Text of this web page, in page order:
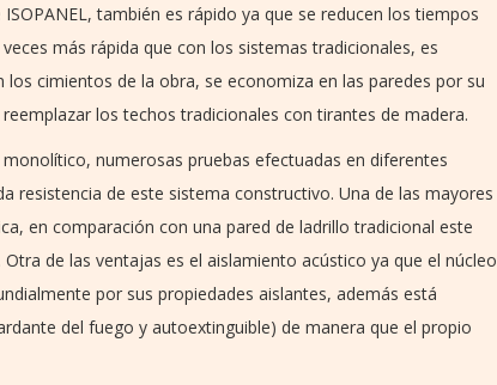
también es rápido ya que se reducen los tiempos
más rápida que con los sistemas tradicionales, es
cimientos de la obra, se economiza en las paredes por su
los techos tradicionales con tirantes de madera.
numerosas pruebas efectuadas en diferentes
resistencia de este sistema constructivo. Una de las mayores
en comparación con una pared de ladrillo tradicional este
de las ventajas es el aislamiento acústico ya que el núcleo
por sus propiedades aislantes, además está
del fuego y autoextinguible) de manera que el propio